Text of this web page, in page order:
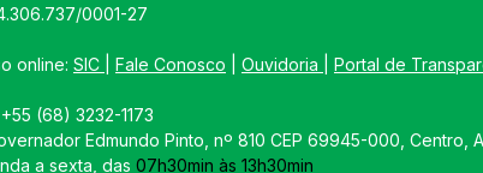
0001-27
online: SIC Fale Conosco Ouvidoria Portal de
(68) 3232-1173
Edmundo Pinto, nº 810 CEP 69945-000, Centro,
a sexta, das 07h30min às 13h30min